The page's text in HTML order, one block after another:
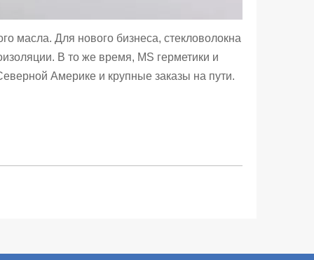
масла. Для нового бизнеса, стекловолокна
В то же время, MS герметики и
Америке и крупные заказы на пути.